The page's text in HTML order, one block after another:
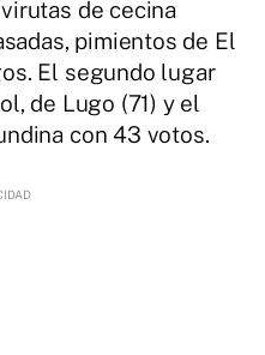
de cecina
pimientos de El
El segundo lugar
de Lugo (71) y el
con 43 votos.